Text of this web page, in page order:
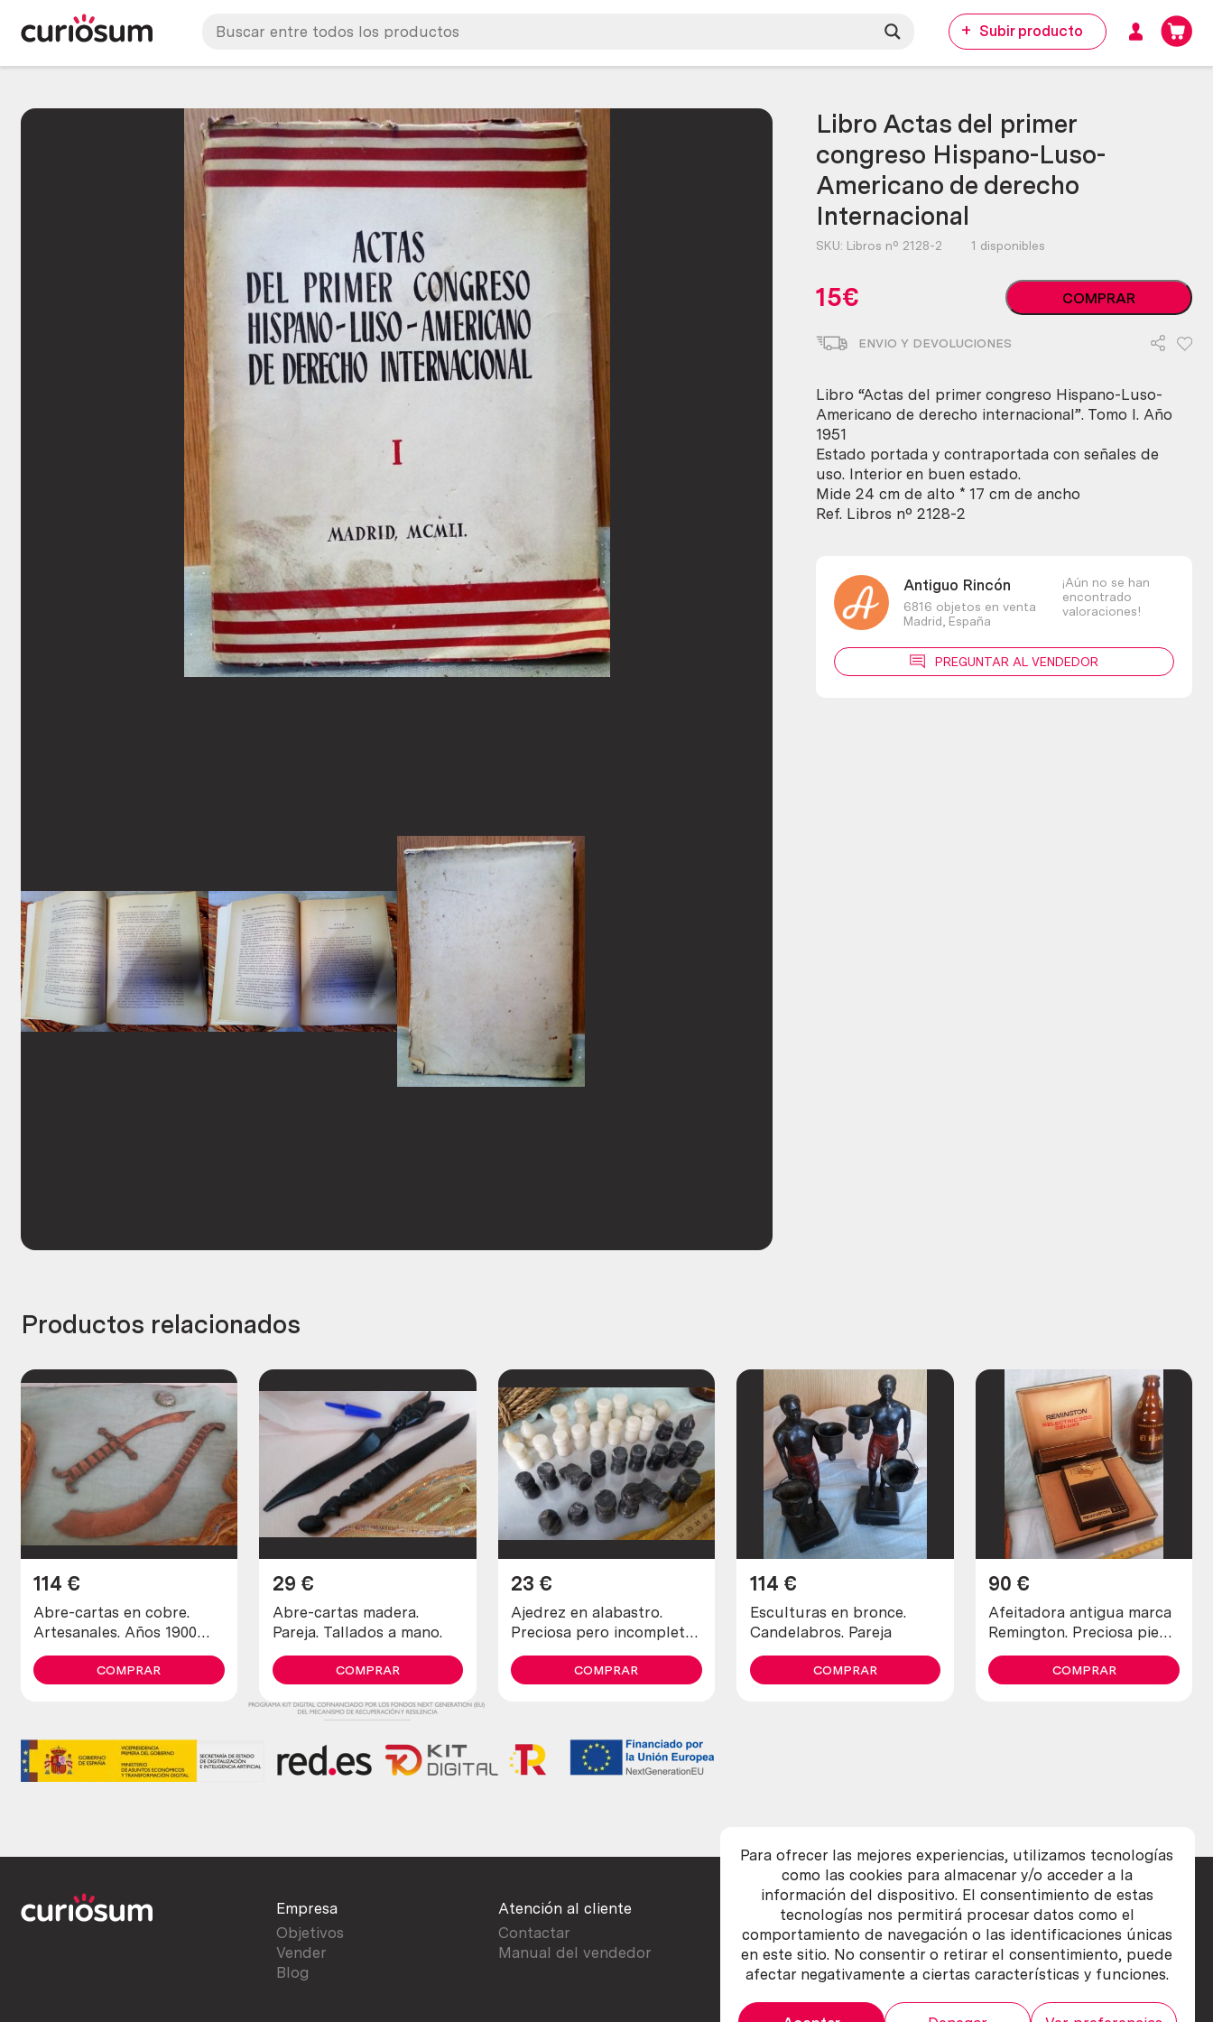
Para ofrecer las mejores experiencias, utilizamos tecnologías
como las cookies para almacenar y/o acceder a la
información del dispositivo. El consentimiento de estas
tecnologías nos permitirá procesar datos como el
comportamiento de navegación o las identificaciones únicas
en este sitio. No consentir o retirar el consentimiento, puede
afectar negativamente a ciertas características y funciones.
Subir producto
Libro Actas del primer
congreso Hispano-Luso-
Americano de derecho
Internacional
SKU: Libros nº 2128-2 1 disponibles
15€
Libro
Actas
primer
Hispano-
Luso-
de
derecho
Internacional
COMPRAR
ENVIO Y DEVOLUCIONES
Libro “Actas del primer congreso Hispano-Luso-
Americano de derecho internacional”. Tomo I. Año
1951
Estado portada y contraportada con señales de
uso. Interior en buen estado.
Mide 24 cm de alto * 17 cm de ancho
Ref. Libros nº 2128-2
Antiguo Rincón
6816 objetos en venta
Madrid, España
¡Aún no se han
encontrado
valoraciones!
PREGUNTAR AL VENDEDOR
Productos relacionados
Abre-cartas en cobre.
Artesanales. Años 1900
maravillosos. Old open
letters in copper
114 €
COMPRAR
Abre-cartas madera.
Pareja. Tallados a mano.
29 €
COMPRAR
Ajedrez en alabastro.
Preciosa pero incompleta
y en mal estado.
23 €
COMPRAR
Esculturas en bronce.
Candelabros. Pareja
114 €
COMPRAR
Afeitadora antigua marca
Remington. Preciosa pieza
de colección
90 €
COMPRAR
Empresa
Objetivos
Vender
Blog
Atención al cliente
Contactar
Manual del vendedor